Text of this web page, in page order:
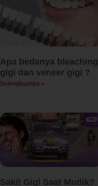
Apa bedanya bleaching
gigi dan veneer gigi ?
Selengkapnya »
Sakit Gigi Saat Mudik?